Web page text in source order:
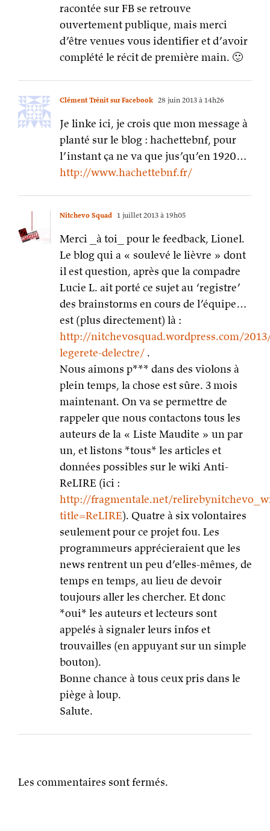
racontée sur FB se retrouve
ouvertement publique, mais merci
d’être venues vous identifier et d’avoir
complété le récit de première main. 🙂
Clément Trénit sur Facebook 28 juin 2013 à 14h26
Je linke ici, je crois que mon message à
planté sur le blog : hachettebnf, pour
l’instant ça ne va que jus’qu’en 1920…
http://www.hachettebnf.fr/
Nitchevo Squad 1 juillet 2013 à 19h05
Merci _à toi_ pour le feedback, Lionel.
Le blog qui a « soulevé le lièvre » dont
il est question, après que la compadre
Lucie L. ait porté ce sujet au ‘registre’
des brainstorms en cours de l’équipe…
est (plus directement) là :
http://nitchevosquad.wordpress.com/
legerete-delectre/ .
Nous aimons p*** dans des violons à
plein temps, la chose est sûre. 3 mois
maintenant. On va se permettre de
rappeler que nous contactons tous les
auteurs de la « Liste Maudite » un par
un, et listons *tous* les articles et
données possibles sur le wiki Anti-
ReLIRE (ici :
http://fragmentale.net/
title=ReLIRE). Quatre à six volontaires
seulement pour ce projet fou. Les
programmeurs apprécieraient que les
news rentrent un peu d’elles-mêmes, de
temps en temps, au lieu de devoir
toujours aller les chercher. Et donc
*oui* les auteurs et lecteurs sont
appelés à signaler leurs infos et
trouvailles (en appuyant sur un simple
bouton).
Bonne chance à tous ceux pris dans le
piège à loup.
Salute.
Les commentaires sont fermés.